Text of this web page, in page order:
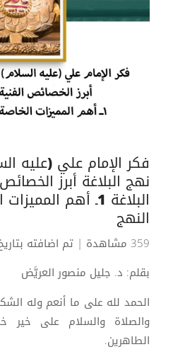
فكر الإمام علي (عليه
نهج البلاغة أبرز
البلاغة 1ـ أهم
النهج
359 مشاهدة
| تم اضافته بتاريخ 01-07-
بقلم: د. جليل منصور العريَّض
الحمد لله على ما أنعم وله
والصلاة والسلام على خير
الطاهرين.